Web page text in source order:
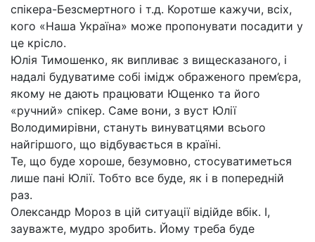
спікера-Безсмертного і т.д. Коротше кажучи, всіх,
кого «Наша Україна» може пропонувати посадити у
це крісло.
Юлія Тимошенко, як випливає з вищесказаного, і
надалі будуватиме собі імідж ображеного прем’єра,
якому не дають працювати Ющенко та його
«ручний» спікер. Саме вони, з вуст Юлії
Володимирівни, стануть винуватцями всього
найгіршого, що відбувається в країні.
Те, що буде хороше, безумовно, стосуватиметься
лише пані Юлії. Тобто все буде, як і в попередній
раз.
Олександр Мороз в цій ситуації відійде вбік. І,
зауважте, мудро зробить. Йому треба буде